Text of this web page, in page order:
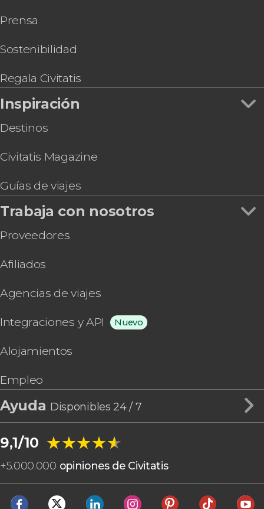
Paseo en catamarán por Puerto del Carmen al
Tour privado por Arrecife
Prensa
Sostenibilidad
Regala Civitatis
Inspiración
Destinos
Civitatis Magazine
Guías de viajes
Trabaja con nosotros
Proveedores
Afiliados
Agencias de viajes
Integraciones y API Nuevo
Alojamientos
Empleo
Ayuda Disponibles 24 / 7
9,1/10 ★★★★★
★★★★★
+5.000.000 opiniones de Civitatis